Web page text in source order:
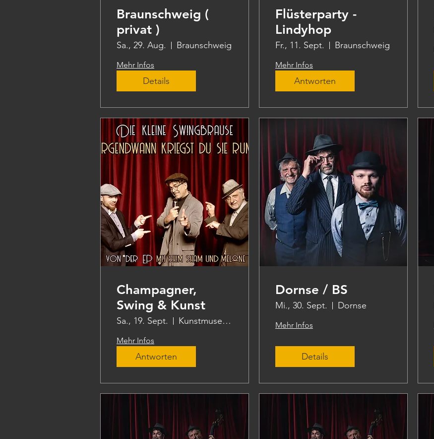
Braunschweig (
privat )
Sa., 29. Aug. Braunschweig
Mehr Infos
Details
Flüsterparty -
Lindyhop
Fr., 11. Sept. Braunschweig
Mehr Infos
Antworten
Champagner,
Swing & Kunst
Sa., 19. Sept. Kunstmuseum Wolfsburg
Mehr Infos
Antworten
Dornse / BS
Mi., 30. Sept. Dornse
Mehr Infos
Details